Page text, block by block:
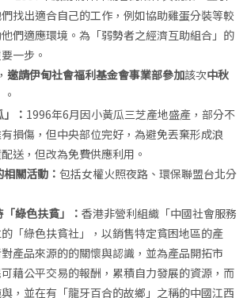
找出適合自己的工作，例如協助雞蛋分裝等較
們適應環境。為「弱勢者之經濟互助組合」的
一步。
邀請伊甸社會福利基金會事業部參加該次中秋
。
： 1996年6月因小黃瓜三芝產地盛產，部分不
損傷，但中央部位完好，為避免丟棄形成浪
送，但改為免費供應利用。
關活動： 包括女權火照夜路、環保聯盟台北分
綠色扶貧」： 香港非營利組織「中國社會服務
「綠色扶貧社」，以銷售特定貧困地區的產
產品來源的的關懷與認識，並為產品開拓市
藉公平交易的報酬，累積自力發展的資源，而
，並在有「龍牙百合的故鄉」之稱的中國江西